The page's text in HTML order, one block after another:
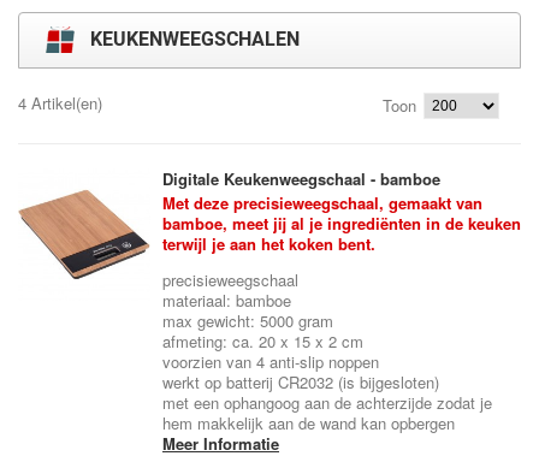
KEUKENWEEGSCHALEN
4 Artikel(en) Toon
Digitale Keukenweegschaal - bamboe
Met deze precisieweegschaal, gemaakt van
bamboe, meet jij al je ingrediënten in de keuken
terwijl je aan het koken bent.
precisieweegschaal
materiaal: bamboe
max gewicht: 5000 gram
afmeting: ca. 20 x 15 x 2 cm
voorzien van 4 anti-slip noppen
werkt op batterij CR2032 (is bijgesloten)
met een ophangoog aan de achterzijde zodat je
hem makkelijk aan de wand kan opbergen
Meer Informatie